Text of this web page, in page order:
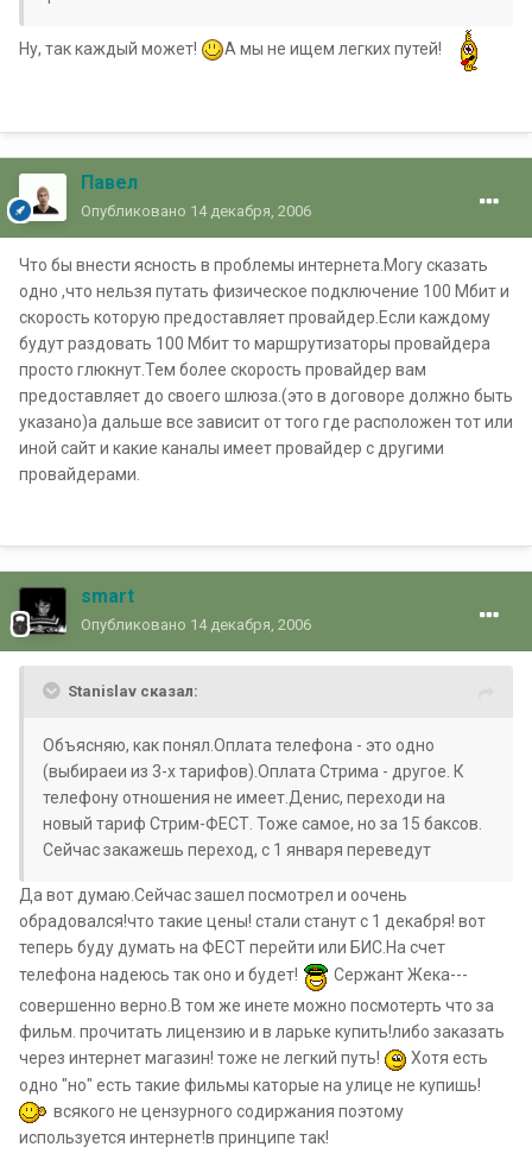
Ну, так каждый может! А мы не ищем легких путей!
Павел
Опубликовано 14 декабря, 2006
Что бы внести ясность в проблемы интернета.Могу сказать
одно ,что нельзя путать физическое подключение 100 Мбит и
скорость которую предоставляет провайдер.Если каждому
будут раздовать 100 Мбит то маршрутизаторы провайдера
просто глюкнут.Тем более скорость провайдер вам
предоставляет до своего шлюза.(это в договоре должно быть
указано)а дальше все зависит от того где расположен тот или
иной сайт и какие каналы имеет провайдер с другими
провайдерами.
smart
Опубликовано 14 декабря, 2006
Stanislav сказал:
Объясняю, как понял.Оплата телефона - это одно
(выбираеи из 3-х тарифов).Оплата Стрима - другое. К
телефону отношения не имеет.Денис, переходи на
новый тариф Стрим-ФЕСТ. Тоже самое, но за 15 баксов.
Сейчас закажешь переход, с 1 января переведут
Да вот думаю.Сейчас зашел посмотрел и оочень
обрадовался!что такие цены! стали станут с 1 декабря! вот
теперь буду думать на ФЕСТ перейти или БИС.На счет
телефона надеюсь так оно и будет!
Сержант Жека---
совершенно верно.В том же инете можно посмотерть что за
фильм. прочитать лицензию и в ларьке купить!либо заказать
через интернет магазин! тоже не легкий путь!
Хотя есть
одно "но" есть такие фильмы каторые на улице не купишь!
всякого не цензурного содиржания поэтому
используется интернет!в принципе так!